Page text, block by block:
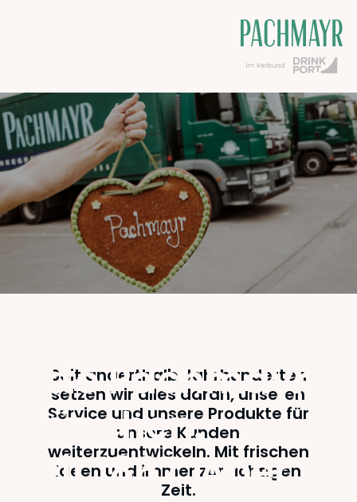
Otto Pachmayr
München.
Seit 1867. Aber
Seit anderthalb Jahrhunderten
setzen wir alles daran, unseren
Service und unsere Produkte für
unsere Kunden
weiterzuentwickeln. Mit frischen
Ideen und immer zur richtigen
Zeit.